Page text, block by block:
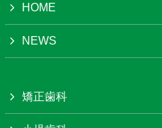
HOME
NEWS
矯正歯科